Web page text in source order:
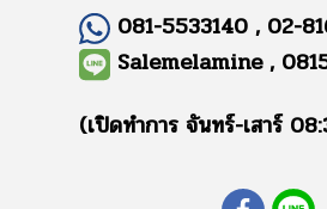
081-5533140 , 02-
Salemelamine ,
(เปิดทำการ จันทร์-เสาร์